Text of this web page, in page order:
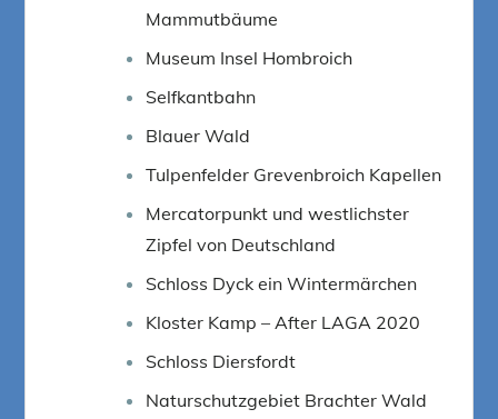
Mammutbäume
Museum Insel Hombroich
Selfkantbahn
Blauer Wald
Tulpenfelder Grevenbroich Kapellen
Mercatorpunkt und westlichster
Zipfel von Deutschland
Schloss Dyck ein Wintermärchen
Kloster Kamp – After LAGA 2020
Schloss Diersfordt
Naturschutzgebiet Brachter Wald